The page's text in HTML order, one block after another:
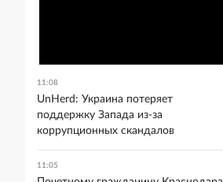
11:08
UnHerd: Украина потеряет
поддержку Запада из-за
коррупционных скандалов
11:05